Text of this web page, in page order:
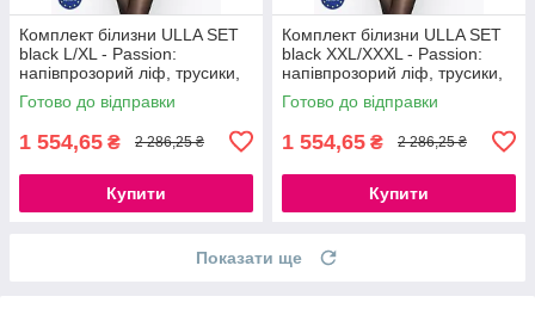
Комплект білизни ULLA SET
black L/XL - Passion:
напівпрозорий ліф, трусики,
пояс 777Store.com.ua
Готово до відправки
1 554,65 ₴ 2 286,25 ₴
Купити
Комплект білизни ULLA SET
black XXL/XXXL - Passion:
напівпрозорий ліф, трусики,
пояс 777Store.com.ua
Готово до відправки
1 554,65 ₴ 2 286,25 ₴
Купити
Показати ще